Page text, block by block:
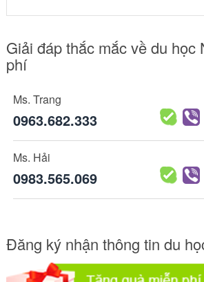
Giải đáp thắc mắc về du học
phí
Ms. Trang
0963.682.333
Ms. Hải
0983.565.069
Đăng ký nhận thông tin du